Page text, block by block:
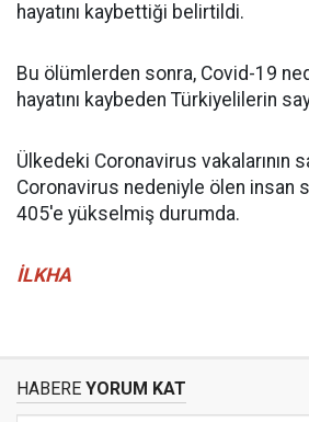
hayatını kaybettiği belirtildi.
Bu ölümlerden sonra, Covid-19
hayatını kaybeden Türkiyelilerin
Ülkedeki Coronavirus vakalarının
Coronavirus nedeniyle ölen insan
405'e yükselmiş durumda.
İLKHA
HABERE YORUM KAT